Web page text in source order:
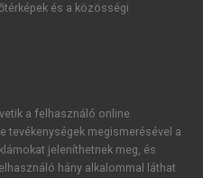
és a közösségi
a felhasználó online
tevékenységek megismerésével a
jeleníthetnek meg, és
hány alkalommal láthat